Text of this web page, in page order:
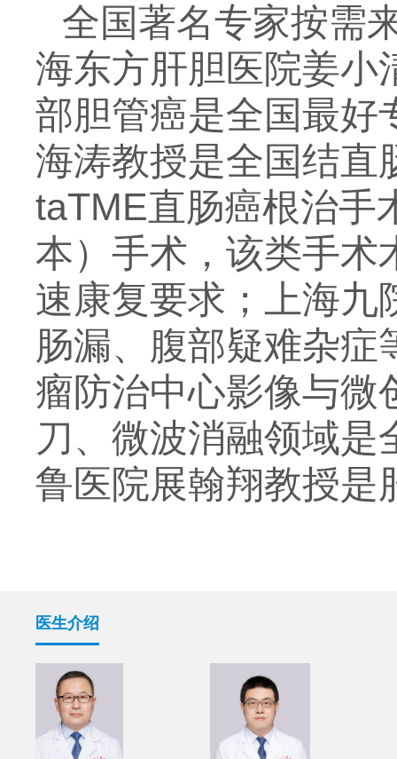
全国著名专家按需
海东方肝胆医院姜小
部胆管癌是全国最好
海涛教授是全国结直
taTME直肠癌根治手
本）手术，该类手术
速康复要求；上海九
肠漏、腹部疑难杂症
瘤防治中心影像与微
刀、微波消融领域
鲁医院展翰翔教授是
医生介绍